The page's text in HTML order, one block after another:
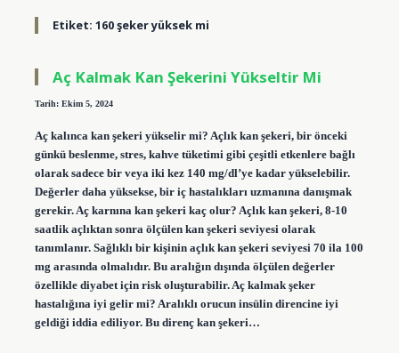
Etiket: 160 şeker yüksek mi
Aç Kalmak Kan Şekerini Yükseltir Mi
Tarih: Ekim 5, 2024
Aç kalınca kan şekeri yükselir mi? Açlık kan şekeri, bir önceki
günkü beslenme, stres, kahve tüketimi gibi çeşitli etkenlere bağlı
olarak sadece bir veya iki kez 140 mg/dl’ye kadar yükselebilir.
Değerler daha yüksekse, bir iç hastalıkları uzmanına danışmak
gerekir. Aç karnına kan şekeri kaç olur? Açlık kan şekeri, 8-10
saatlik açlıktan sonra ölçülen kan şekeri seviyesi olarak
tanımlanır. Sağlıklı bir kişinin açlık kan şekeri seviyesi 70 ila 100
mg arasında olmalıdır. Bu aralığın dışında ölçülen değerler
özellikle diyabet için risk oluşturabilir. Aç kalmak şeker
hastalığına iyi gelir mi? Aralıklı orucun insülin direncine iyi
geldiği iddia ediliyor. Bu direnç kan şekeri…